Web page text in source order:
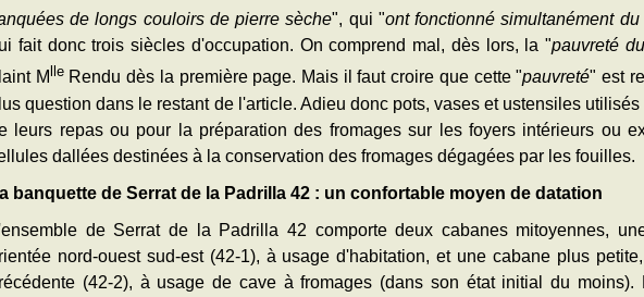
de longs couloirs de pierre sèche", qui "ont fonctionné simultanément du
fait donc trois siècles d'occupation. On comprend mal, dès lors, la "pauvreté
M lleRendu dès la première page. Mais il faut croire que cette "pauvreté" est
question dans le restant de l'article. Adieu donc pots, vases et ustensiles
leurs repas ou pour la préparation des fromages sur les foyers intérieurs ou
dallées destinées à la conservation des fromages dégagées par les fouilles.
banquette de Serrat de la Padrilla 42 : un confortable moyen de datation
de Serrat de la Padrilla 42 comporte deux cabanes mitoyennes,
nord-ouest sud-est (42-1), à usage d'habitation, et une cabane plus
(42-2), à usage de cave à fromages (dans son état initial du